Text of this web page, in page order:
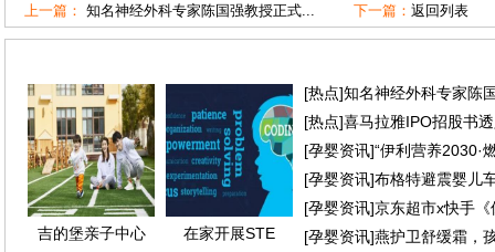
上一篇： 知名神经外科专家陈国强教授正式... 下一篇： 返回列表
吉的堡亲子中心 在家开展STE
[热点]知名神经外科专家陈
[热点]喜马拉雅IPO招股书
[孕婴资讯]“伊利营养2030·
[孕婴资讯]布格特避震婴儿
[孕婴资讯]京东超市x快手
[孕婴资讯]燕护卫舒缓霜，